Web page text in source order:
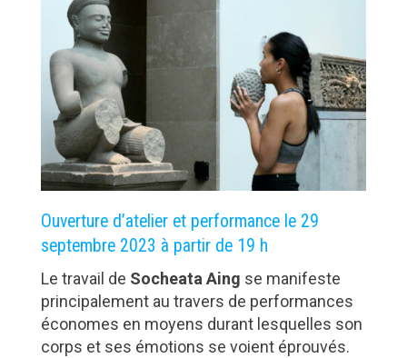
Ouverture d’atelier et performance le 29
septembre 2023 à partir de 19 h
Le travail de Socheata Aing se manifeste
principalement au travers de performances
économes en moyens durant lesquelles son
corps et ses émotions se voient éprouvés.